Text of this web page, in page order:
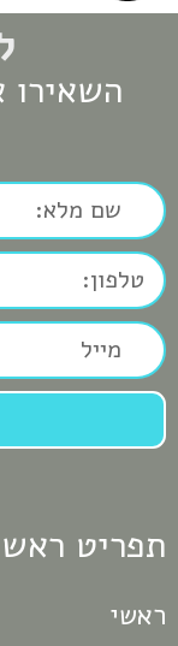
השאירו
תפריט
ראשי